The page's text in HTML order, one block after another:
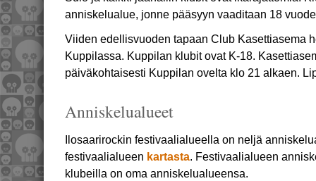
anniskelualue, jonne pääsyyn vaaditaan 18
Viiden edellisvuoden tapaan Club Kasettiasema
Kuppilassa. Kuppilan klubit ovat K-18.
päiväkohtaisesti Kuppilan ovelta klo 21 alkaen.
Anniskelualueet
Ilosaarirockin festivaalialueella on neljä
festivaalialueen kartasta. Festivaalialueen
klubeilla on oma anniskelualueensa.